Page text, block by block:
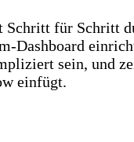
Schritt für Schritt
Dashboard
sein, und
einfügt.